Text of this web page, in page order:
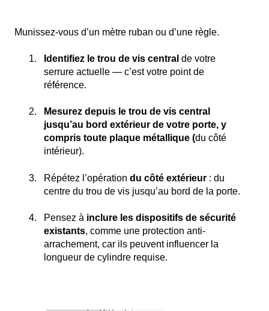
Munissez-vous d’un mètre ruban ou d’une règle.
Identifiez le trou de vis central de votre
serrure actuelle — c’est votre point de
référence.
Mesurez depuis le trou de vis central
jusqu’au bord extérieur de votre porte, y
compris toute plaque métallique (du côté
intérieur).
Répétez l’opération du côté extérieur : du
centre du trou de vis jusqu’au bord de la porte.
Pensez à inclure les dispositifs de sécurité
existants, comme une protection anti-
arrachement, car ils peuvent influencer la
longueur de cylindre requise.